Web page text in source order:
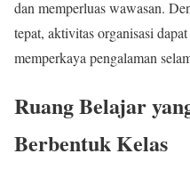
dan memperluas wawasan.
tepat, aktivitas organisasi
memperkaya pengalaman
Ruang Belajar
Berbentuk Kelas